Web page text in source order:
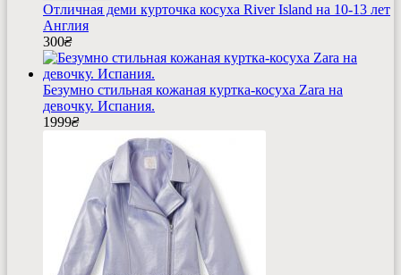
Отличная деми курточка косуха River Island на 10-13 лет
Англия
300₴
Безумно стильная кожаная куртка-косуха Zara на
девочку. Испания.
1999₴